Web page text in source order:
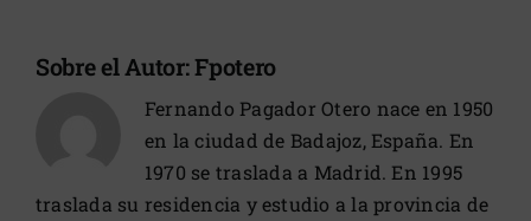
Sobre el Autor:Fpotero
Fernando Pagador Otero nace en 1950
en la ciudad de Badajoz, España. En
1970 se traslada a Madrid. En 1995
traslada su residencia y estudio a la provincia de